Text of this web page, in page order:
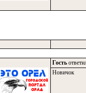
Гость
Новичок